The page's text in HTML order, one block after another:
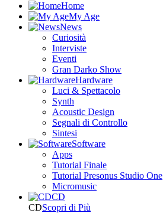
Home
My Age
News
Curiosità
Interviste
Eventi
Gran Darko Show
Hardware
Luci & Spettacolo
Synth
Acoustic Design
Segnali di Controllo
Sintesi
Software
Apps
Tutorial Finale
Tutorial Presonus Studio One
Micromusic
CD
CDScopri di Più